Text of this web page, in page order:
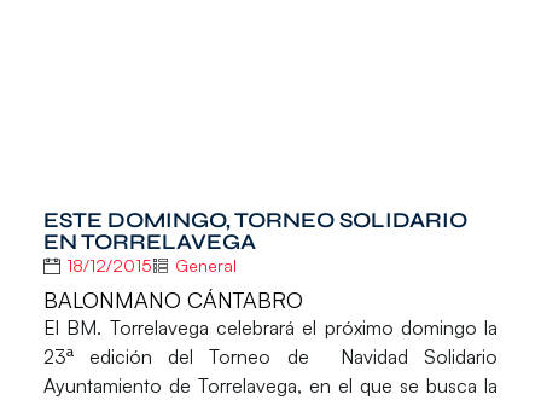
ESTE DOMINGO, TORNEO SOLIDARIO
EN TORRELAVEGA
18/12/2015 General
BALONMANO CÁNTABRO
El BM. Torrelavega celebrará el próximo domingo la
23ª edición delTorneo de Navidad Solidario
Ayuntamiento de Torrelavega, en el que se busca la